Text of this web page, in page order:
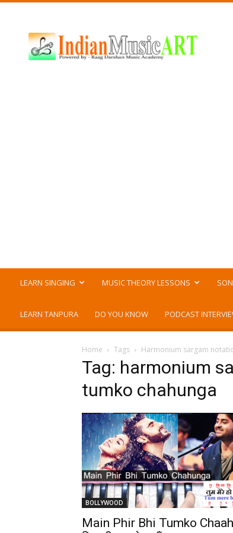
Music
ART
LEARN SINGING MUSIC THEORY LESSONS
LEARN TANPURA DO YOU KNOW PODCAST
Home Tags Harmonium sargam
Tag: harmonium
tumko chahunga
BOLLYWOOD
Main Phir Bhi Tumko